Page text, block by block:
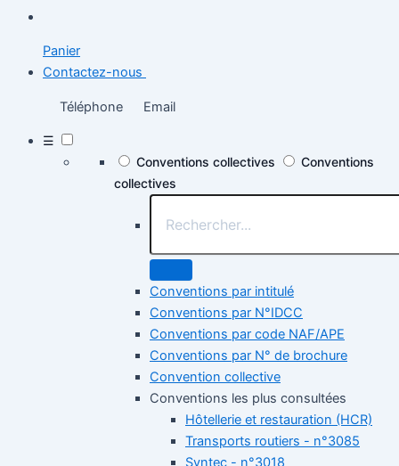
Panier
Contactez-nous
Téléphone Email
☰
Conventions collectives
Conventions
collectives
Conventions par intitulé
Conventions par N°IDCC
Conventions par code NAF/APE
Conventions par N° de brochure
Convention collective
Conventions les plus consultées
Hôtellerie et restauration (HCR)
Transports routiers - n°3085
Syntec - n°3018